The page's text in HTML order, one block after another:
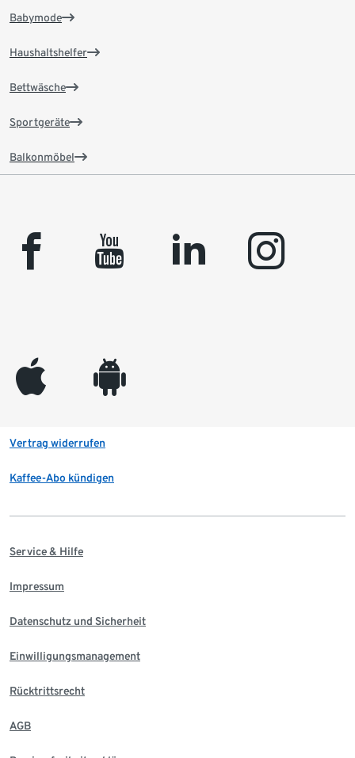
Babymode
Haushaltshelfer
Bettwäsche
Sportgeräte
Balkonmöbel
facebook youtube linkedin instagram
appleinc android
Vertrag widerrufen
Kaffee-Abo kündigen
Service & Hilfe
Impressum
Datenschutz und Sicherheit
Einwilligungsmanagement
Rücktrittsrecht
AGB